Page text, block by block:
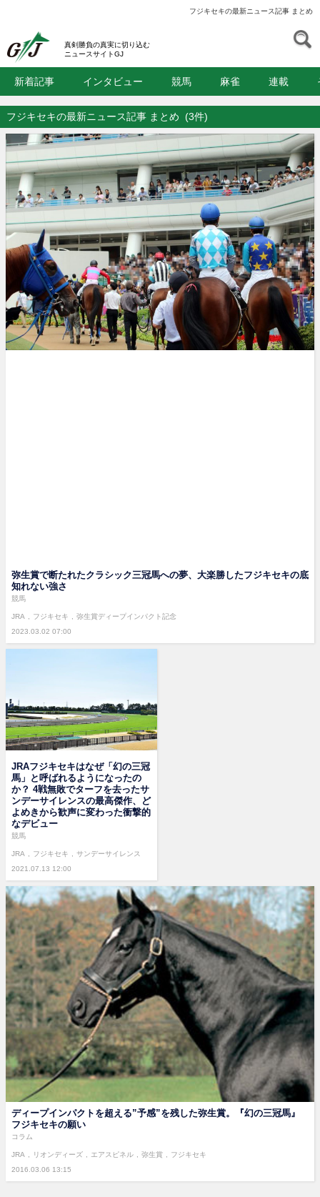
フジキセキの最新ニュース記事 まとめ
真剣勝負の真実に切り込む
ニュースサイトGJ
新着記事 インタビュー 競馬 麻雀 連載
フジキセキの最新ニュース記事 まとめ (3件)
弥生賞で断たれたクラシック三冠馬への夢、大楽勝したフジキセキの底
知れない強さ
2023.03.02 07:00
競馬
JRA フジキセキ 弥生賞ディープインパクト記念
JRAフジキセキはなぜ「幻の三冠
馬」と呼ばれるようになったの
か？ 4戦無敗でターフを去ったサ
ンデーサイレンスの最高傑作、ど
よめきから歓声に変わった衝撃的
なデビュー
2021.07.13 12:00
競馬
JRA フジキセキ サンデーサイレンス
ディープインパクトを超える”予感”を残した弥生賞。『幻の三冠馬』
フジキセキの願い
2016.03.06 13:15
コラム
JRA リオンディーズ エアスピネル 弥生賞 フジキセキ